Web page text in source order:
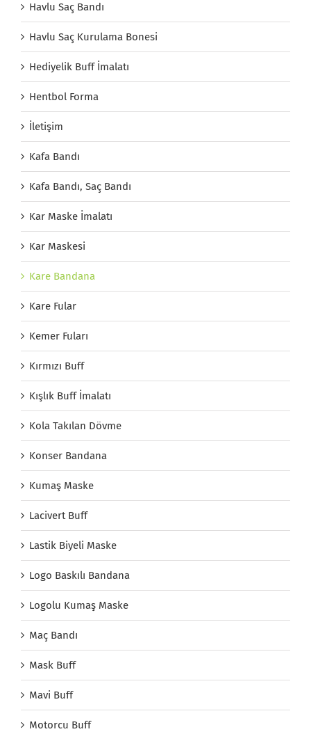
Havlu Saç Bandı
Havlu Saç Kurulama Bonesi
Hediyelik Buff İmalatı
Hentbol Forma
İletişim
Kafa Bandı
Kafa Bandı, Saç Bandı
Kar Maske İmalatı
Kar Maskesi
Kare Bandana
Kare Fular
Kemer Fuları
Kırmızı Buff
Kışlık Buff İmalatı
Kola Takılan Dövme
Konser Bandana
Kumaş Maske
Lacivert Buff
Lastik Biyeli Maske
Logo Baskılı Bandana
Logolu Kumaş Maske
Maç Bandı
Mask Buff
Mavi Buff
Motorcu Buff